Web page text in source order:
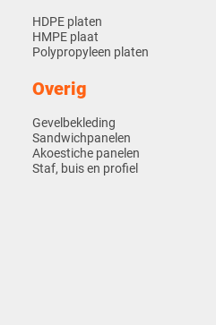
HDPE platen
HMPE plaat
Polypropyleen platen
Overig
Gevelbekleding
Sandwichpanelen
Akoestiche panelen
Staf, buis en profiel